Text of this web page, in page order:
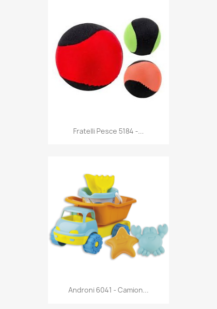
Anteprima
Fratelli Pesce 5184 -...
Anteprima
Androni 6041 - Camion...